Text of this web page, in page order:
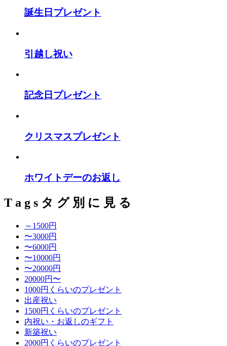
誕生日プレゼント
引越し祝い
記念日プレゼント
クリスマスプレゼント
ホワイトデーのお返し
T a g s タ グ 別 に 見 る
～1500円
〜3000円
〜6000円
〜10000円
〜20000円
20000円〜
1000円くらいのプレゼント
出産祝い
1500円くらいのプレゼント
内祝い・お返しのギフト
新築祝い
2000円くらいのプレゼント